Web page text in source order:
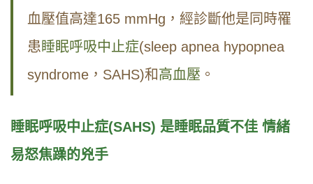
血壓值高達165 mmHg，經診斷他是同時罹
患睡眠呼吸中止症(sleep apnea hypopnea
syndrome，SAHS)和高血壓 。
睡眠呼吸中止症(SAHS) 是睡眠品質不佳 情緒
易怒焦躁的兇手